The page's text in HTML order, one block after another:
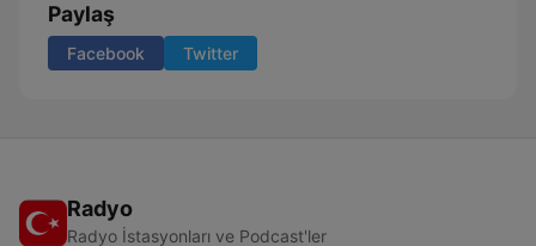
Paylaş
Facebook Twitter
Radyo
Radyo İstasyonları ve Podcast'ler